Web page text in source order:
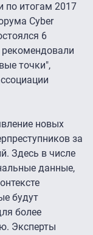
по итогам 2017
Cyber
6
точки",
новых
за
Здесь в числе
данные,
будут
более
Эксперты